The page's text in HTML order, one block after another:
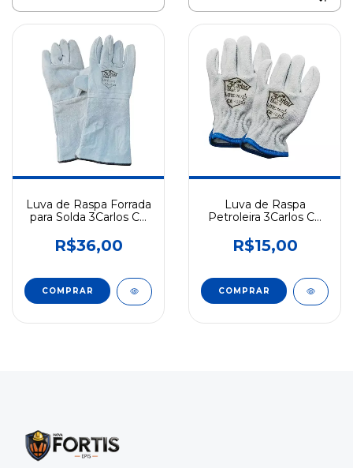
Luva de Raspa Forrada
para Solda 3Carlos CA
R$36,00
Luva de Raspa
Petroleira 3Carlos CA
R$15,00